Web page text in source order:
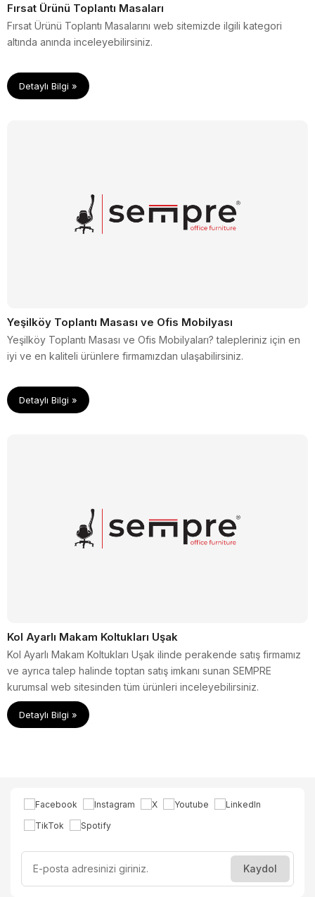
Fırsat Ürünü Toplantı Masaları
Fırsat Ürünü Toplantı Masalarını web sitemizde ilgili kategori
altında anında inceleyebilirsiniz.
Detaylı Bilgi »
Yeşilköy Toplantı Masası ve Ofis Mobilyası
Yeşilköy Toplantı Masası ve Ofis Mobilyaları? talepleriniz için en
iyi ve en kaliteli ürünlere firmamızdan ulaşabilirsiniz.
Detaylı Bilgi »
Kol Ayarlı Makam Koltukları Uşak
Kol Ayarlı Makam Koltukları Uşak ilinde perakende satış firmamız
ve ayrıca talep halinde toptan satış imkanı sunan SEMPRE
kurumsal web sitesinden tüm ürünleri inceleyebilirsiniz.
Detaylı Bilgi »